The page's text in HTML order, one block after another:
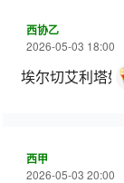
西协乙
2026-05-03 18:00
埃尔切艾利塔奴
西甲
2026-05-03 20:00